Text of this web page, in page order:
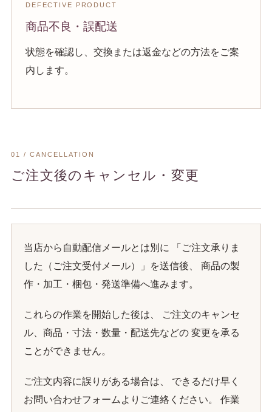
DEFECTIVE PRODUCT
商品不良・誤配送
状態を確認し、交換または返金などの方法をご案
内します。
01 / CANCELLATION
ご注文後のキャンセル・変更
当店から自動配信メールとは別に 「ご注文承りま
した（ご注文受付メール）」を送信後、 商品の製
作・加工・梱包・発送準備へ進みます。
これらの作業を開始した後は、 ご注文のキャンセ
ル、商品・寸法・数量・配送先などの 変更を承る
ことができません。
ご注文内容に誤りがある場合は、 できるだけ早く
お問い合わせフォームよりご連絡ください。 作業